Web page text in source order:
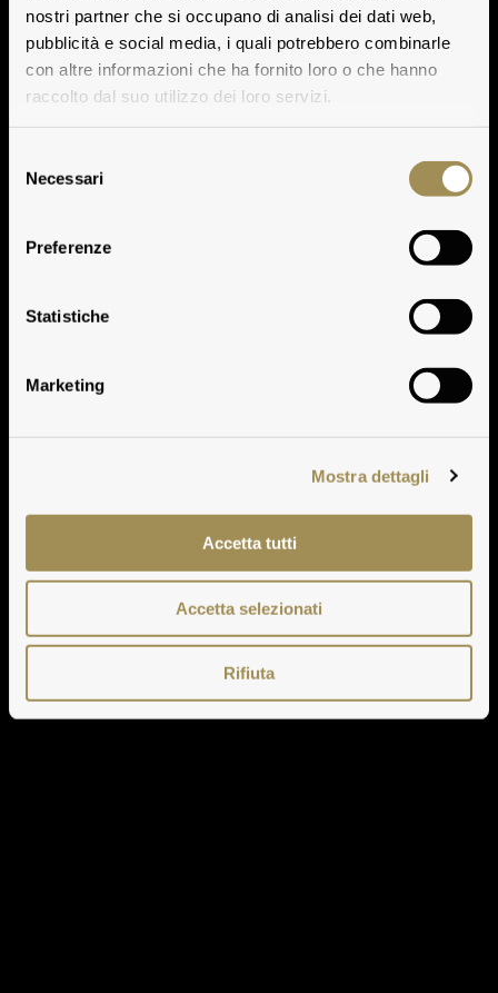
nostri partner che si occupano di analisi dei dati web,
pubblicità e social media, i quali potrebbero combinarle
con altre informazioni che ha fornito loro o che hanno
raccolto dal suo utilizzo dei loro servizi.
delNecessari
Preferenze
Statistiche
Marketing
Mostra dettagli
Accetta tutti
Accetta selezionati
Rifiuta
Vermentino 2016